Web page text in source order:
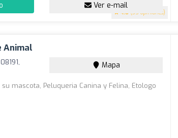
4.8 (35 opiniones)
Ver e-mail
Animal
Mapa
mascota, Peluqueria Canina y Felina, Etologo